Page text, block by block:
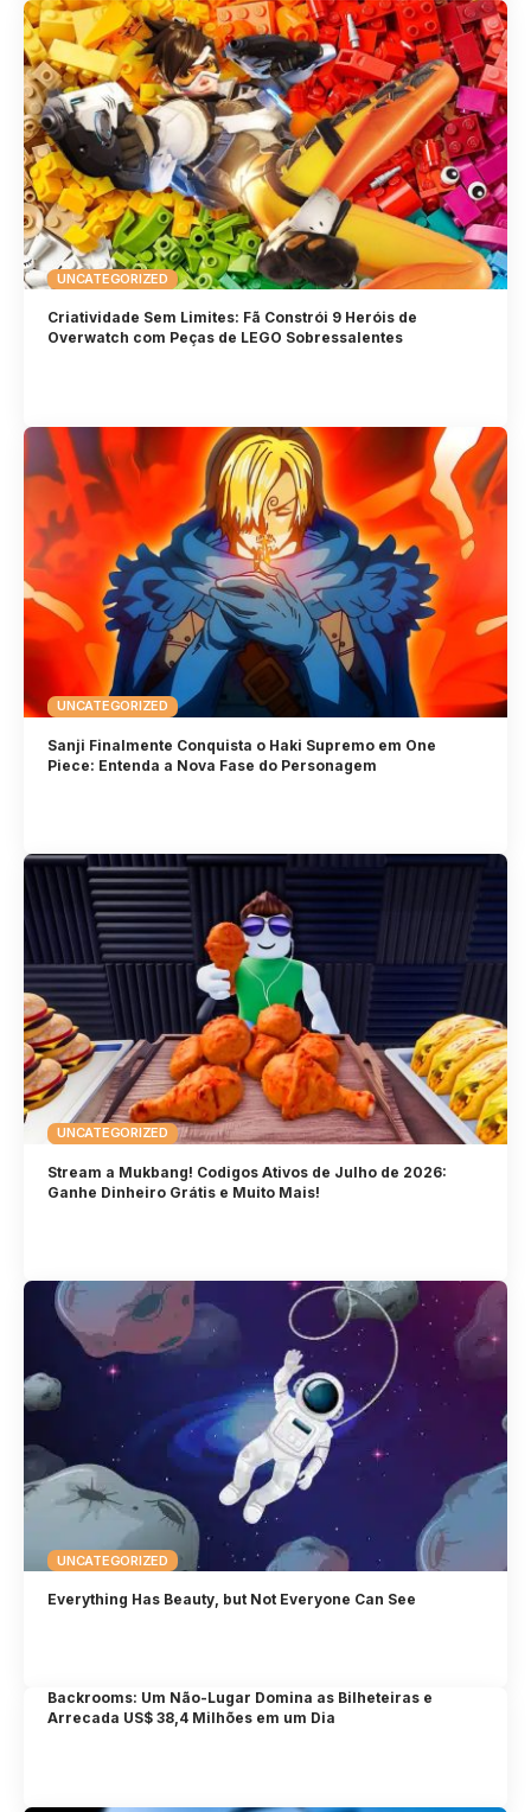
UNCATEGORIZED
Criatividade Sem Limites: Fã Constrói 9 Heróis de
Overwatch com Peças de LEGO Sobressalentes
UNCATEGORIZED
Sanji Finalmente Conquista o Haki Supremo em One
Piece: Entenda a Nova Fase do Personagem
UNCATEGORIZED
Stream a Mukbang! Codigos Ativos de Julho de 2026:
Ganhe Dinheiro Grátis e Muito Mais!
UNCATEGORIZED
Everything Has Beauty, but Not Everyone Can See
Backrooms: Um Não-Lugar Domina as Bilheteiras e
Arrecada US$ 38,4 Milhões em um Dia